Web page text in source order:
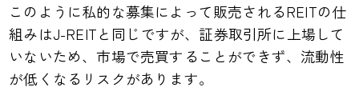
このように私的な募集によって販売されるREITの仕
組みはJ-REITと同じですが、証券取引所に上場して
いないため、市場で売買することができず、流動性
が低くなるリスクがあります。